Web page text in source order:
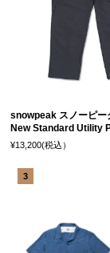
snowpeak スノーピー
New Standard Utility
¥13,200(税込）